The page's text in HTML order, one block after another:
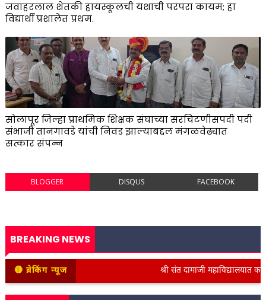
जवाहरलाल शेतकी हायस्कूलची यशाची परंपरा कायम; हा
विद्यार्थी प्रशालेत प्रथम.
सोलापूर जिल्हा प्राथमिक शिक्षक संघाच्या सरचिटणीसपदी पदी
संभाजी तानगावडे यांची निवड झाल्याबद्दल मंगळवेढ्यात
सत्कार संपन्न
BLOGGER DISQUS FACEBOOK
BREAKING NEWS
🔴 ब्रेकिंग न्यूज श्री संत दामाजी महाविद्यालयात कनिष्ठ